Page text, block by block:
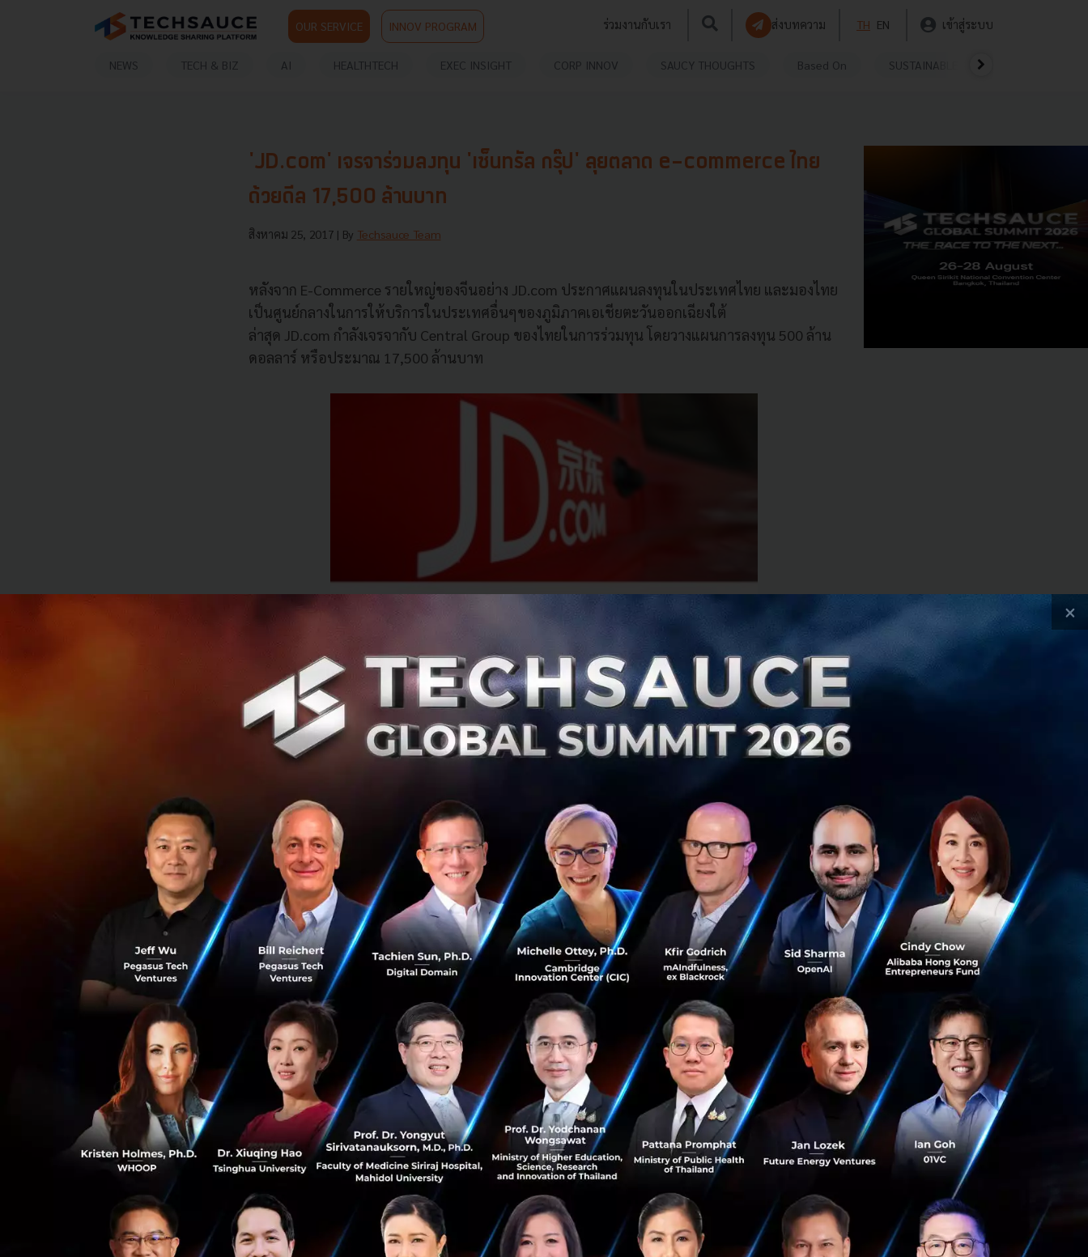
OUR SERVICE INNOV PROGRAM ร่วมงานกับเรา ส่งบทความ TH EN เข้าสู่ระบบ
NEWS TECH & BIZ AI HEALTHTECH EXEC INSIGHT CORP INNOV SAUCY THOUGHTS Based On SUSTAINABLE
0
'JD.com' เจรจาร่วมลงทุน 'เซ็นทรัล กรุ๊ป' ลุยตลาด e-commerce ไทย
ด้วยดีล 17,500 ล้านบาท
สิงหาคม 25, 2017 | By Techsauce Team
หลังจาก E-Commerce รายใหญ่ของจีนอย่าง JD.com ประกาศแผนลงทุนในประเทศไทย และมองไทย
เป็นศูนย์กลางในการให้บริการในประเทศอื่นๆของภูมิภาคเอเชียตะวันออกเฉียงใต้
ล่าสุด JD.com กำลังเจรจากับ Central Group ของไทยในการร่วมทุน โดยวางแผนการลงทุน 500 ล้าน
ดอลลาร์ หรือประมาณ 17,500 ล้านบาท
การร่วมลงทุนครั้งนี้จะช่วยให้ตลาดค้าปลีกรายใหญ่อันดับสองในด้าน e-commerce ของจีนขยายธุรกิจ
ให้มีขนาดใหญ่มากขึ้น หลังจากที่ได้ลงทุนในประเทศอินโดนีเซียไปแล้วและ JD.com ยังหวังเพิ่ม
สถานะตัวเองในภูมิภาคเอเชียตะวันออกเฉียงใต้ซึ่งคู่แข่งอย่าง Alibaba Group Holding และ Amazon
ประเทศที่ JD.com ลงทุนทั้ง e-commerce แพลตฟอร์มและ Startup ด้านการเดินทางอย่าง
Traveloka
คุณ Richard Liu ผู้บริหารของ JD.com กล่าวกับ Reuters ว่า JD.com วางแผนที่จะเข้าสู่ตลาดของไทย
ในปลายปีนี้และใช้ประเทศไทยเป็นศูนย์กลางในการให้บริการแก่ประเทศอื่นๆ ในภูมิภาค เช่น
เวียดนามและมาเลเซียการร่วมทุนกับ Central Group เจ้าของคือครอบครัวจิราธิวัฒน์ เศรษฐีอันดับ
สามของไทย จะมุ่งเน้นไปที่ e-commerce และด้านการเงิน แต่ยังไม่ได้ข้อสรุปที่แน่ชัด
การร่วมลงทุนนี้จะเป็นอีกหนึ่งความพยายามของ Central Group ที่จะก้าวเข้าสู่ตลาด e-commerce ที่
เรียกได้ว่ากำลังเติบโตอย่างรวดเร็ว หลังจากที่ได้ซื้อกิจการตลาดค้าปลีกแฟชั่นออนไลน์อย่าง Zalora
ไปเมื่อปีที่แล้ว
จากรายงานของ Google และ Temasek ที่ได้เผยแพร่ในปี 2016 กล่าวว่าผู้เล่นหลัก ได้แก่ Alibaba
หนุนหลังให้ Lazada, Thailand's CP GroupunitAscend and 11 Street ของเกาหลีใต้ และใน
รายงานฉบับเดียวกันนี้คาดว่าตลาด e-commerce ในเอเชียตะวันออกเฉียงใต้จะมีมูลค่าเพิ่มขึ้นถึง 16
เท่าเป็น 88000 ล้านดอลลาร์ภายในปี 2025
เรียกได้ว่าการมาของ JD.com ในครั้งนี้ไม่ได้มองแค่ประเทศไทย แต่กำลังมุ่งไปยังจำนวนประชากร
×